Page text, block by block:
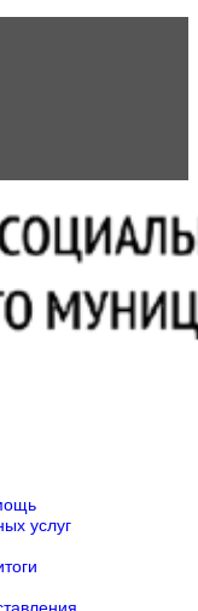
услуг